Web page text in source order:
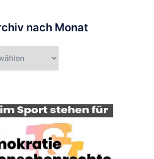
nach Monat